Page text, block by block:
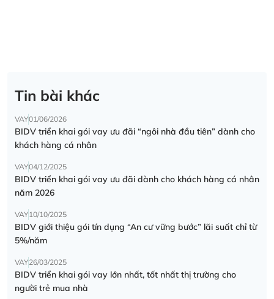
Tin bài khác
VAY01/06/2026
BIDV triển khai gói vay ưu đãi “ngôi nhà đầu tiên” dành cho
khách hàng cá nhân
VAY04/12/2025
BIDV triển khai gói vay ưu đãi dành cho khách hàng cá nhân
năm 2026
VAY10/10/2025
BIDV giới thiệu gói tín dụng “An cư vững bước” lãi suất chỉ từ
5%/năm
VAY26/03/2025
BIDV triển khai gói vay lớn nhất, tốt nhất thị trường cho
người trẻ mua nhà